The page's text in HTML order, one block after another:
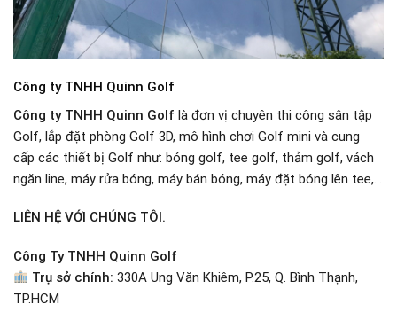
Công ty TNHH Quinn Golf
Công ty TNHH Quinn Golf là đơn vị chuyên thi công sân tập
Golf, lắp đặt phòng Golf 3D, mô hình chơi Golf mini và cung
cấp các thiết bị Golf như: bóng golf, tee golf, thảm golf, vách
ngăn line, máy rửa bóng, máy bán bóng, máy đặt bóng lên tee,…
LIÊN HỆ VỚI CHÚNG TÔI.
Công Ty TNHH Quinn Golf
Trụ sở chính: 330A Ung Văn Khiêm, P.25, Q. Bình Thạnh,
TP.HCM